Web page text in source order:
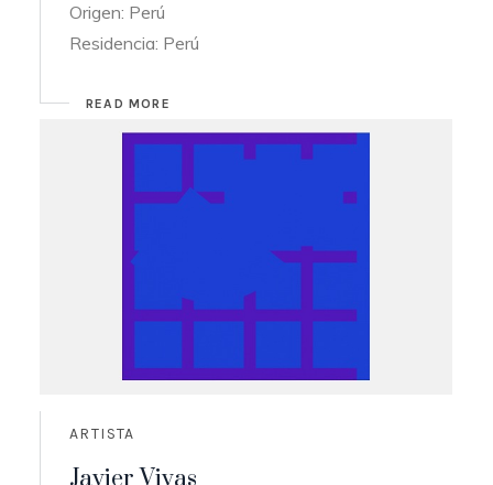
Origen: Perú
Residencia: Perú
READ MORE
ARTISTA
Javier Vivas